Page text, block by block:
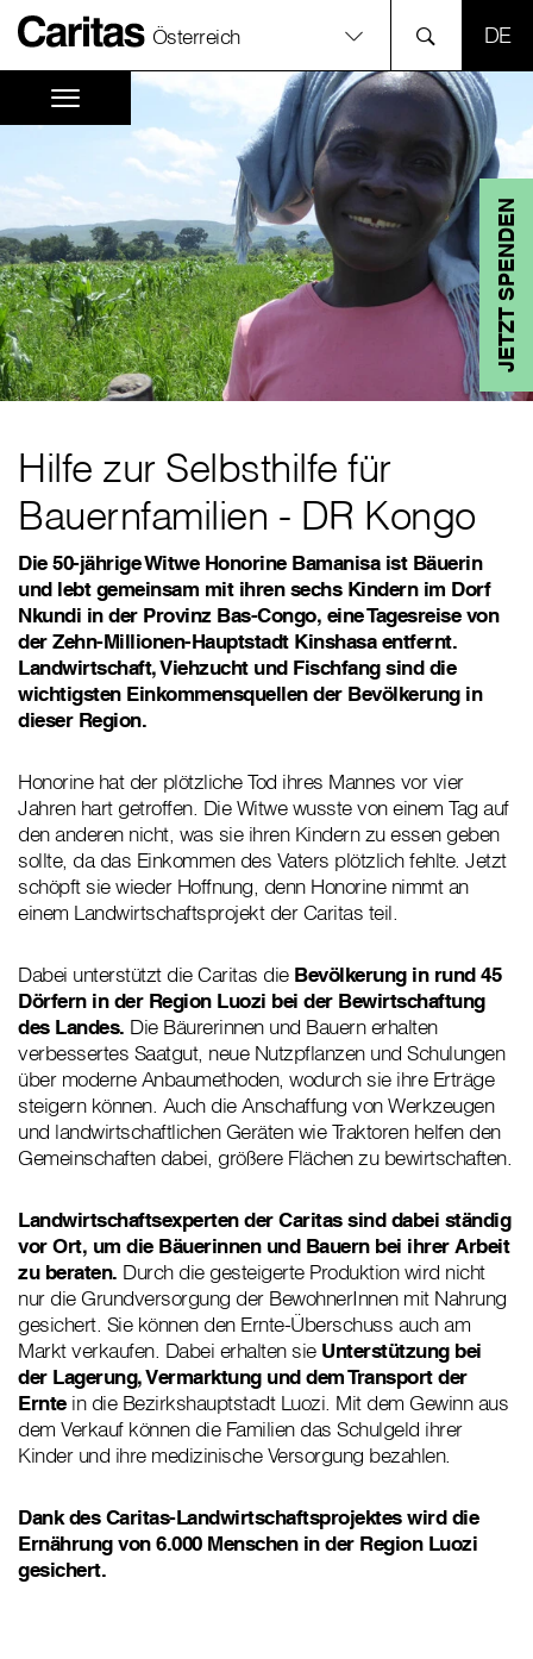
Österreich
JETZT SPENDEN
Hilfe zur Selbsthilfe für
Bauernfamilien - DR Kongo
Die 50-jährige Witwe Honorine Bamanisa ist Bäuerin
und lebt gemeinsam mit ihren sechs Kindern im Dorf
Nkundi in der Provinz Bas-Congo, eine Tagesreise von
der Zehn-Millionen-Hauptstadt Kinshasa entfernt.
Landwirtschaft, Viehzucht und Fischfang sind die
wichtigsten Einkommensquellen der Bevölkerung in
dieser Region.
Honorine hat der plötzliche Tod ihres Mannes vor vier
Jahren hart getroffen. Die Witwe wusste von einem Tag auf
den anderen nicht, was sie ihren Kindern zu essen geben
sollte, da das Einkommen des Vaters plötzlich fehlte. Jetzt
schöpft sie wieder Hoffnung, denn Honorine nimmt an
einem Landwirtschaftsprojekt der Caritas teil.
Dabei unterstützt die Caritas die Bevölkerung in rund 45
Dörfern in der Region Luozi bei der Bewirtschaftung
des Landes. Die Bäurerinnen und Bauern erhalten
verbessertes Saatgut, neue Nutzpflanzen und Schulungen
über moderne Anbaumethoden, wodurch sie ihre Erträge
steigern können. Auch die Anschaffung von Werkzeugen
und landwirtschaftlichen Geräten wie Traktoren helfen den
Gemeinschaften dabei, größere Flächen zu bewirtschaften.
Landwirtschaftsexperten der Caritas sind dabei ständig
vor Ort, um die Bäuerinnen und Bauern bei ihrer Arbeit
zu beraten. Durch die gesteigerte Produktion wird nicht
nur die Grundversorgung der BewohnerInnen mit Nahrung
gesichert. Sie können den Ernte-Überschuss auch am
Markt verkaufen. Dabei erhalten sie Unterstützung bei
der Lagerung, Vermarktung und dem Transport der
Erntein die Bezirkshauptstadt Luozi. Mit dem Gewinn aus
dem Verkauf können die Familien das Schulgeld ihrer
Kinder und ihre medizinische Versorgung bezahlen.
Dank des Caritas-Landwirtschaftsprojektes wird die
Ernährung von 6.000 Menschen in der Region Luozi
gesichert.